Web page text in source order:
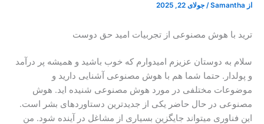
از Samantha
/ جولای 22, 2025
ترید با هوش مصنوعی از تجربیات امید حق دوست
سلام به دوستان عزیزم امیدوارم که خوب باشید و همیشه پر درآمد
و پولدار. حتما شما هم با هوش مصنوعی آشنایی دارید و
موضوعات مختلفی در مورد هوش مصنوعی شنیده اید. هوش
مصنوعی در حال حاضر یکی از جدیدترین دستاوردهای بشر است.
این فناوری میتواند جایگزین بسیاری از مشاغل در آینده شود. من